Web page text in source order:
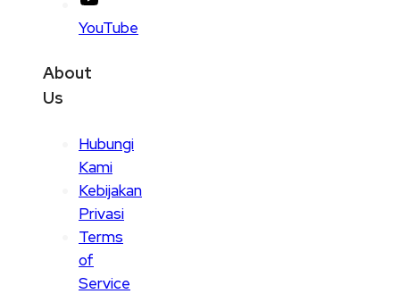
YouTube
About
Us
Hubungi
Kami
Kebijakan
Privasi
Terms
of
Service